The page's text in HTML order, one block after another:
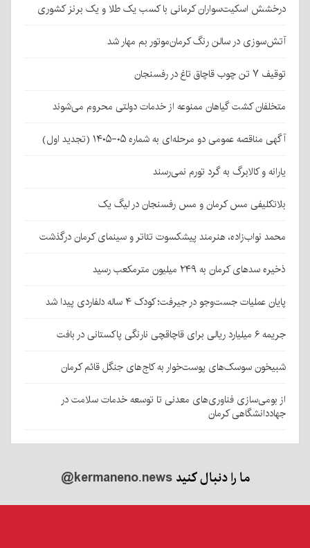
درخشش اسکیت‌سواران کرمانی با کسب یک طلا و یک برنز کشوری
آتش‌سوزی در سالن رنگ کرمان‌موتور بم مهار شد
توقیف ۷ تن چوب قاچاق تاغ در رفسنجان
متخلفان کشت گیاهان ممنوعه از خدمات دولتی محروم می‌شوند
آگهی مناقصه عمومی دو مرحله‌ای به شماره ۰۵-۱۴۰۵ (تجدید اول)
یارانه و کالابرگ به گرد تورم نمی‌رسند
بلاتکلیفی مس کرمان و مس رفسنجان در لیگ یک
محمد نواب‌زاده، هنرمند پیشکسوت تئاتر و سینمای کرمان درگذشت
ذخیره سدهای کرمان به ۲۴۹ میلیون مترمکعب رسید
پایان عملیات جست‌وجو در جیرفت؛ کودک ۴ ساله دلفاردی پیدا شد
جریمه ۶ میلیارد ریالی برای قاچاقچی نارنگی پاکستانی در بافت
شبیخون سوسک‌های پوست‌خوار به کاج‌های جنگل قائم کرمان
از بومی‌سازی فناوری‌های معدنی تا توسعه خدمات سلامت در
جهاددانشگاهی کرمان
ما را دنبال کنید@kermaneno.news